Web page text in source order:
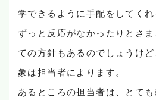
学できるように手配をしてくれ
ずっと反応がなかったりとさ
ての方針もあるのでしょうけ
象は担当者によります。
あるところの担当者は、とて